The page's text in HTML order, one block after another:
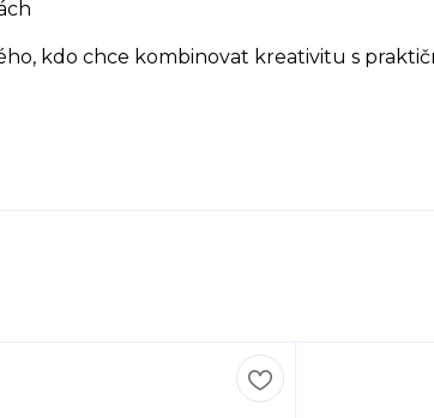
kdo chce kombinovat kreativitu s